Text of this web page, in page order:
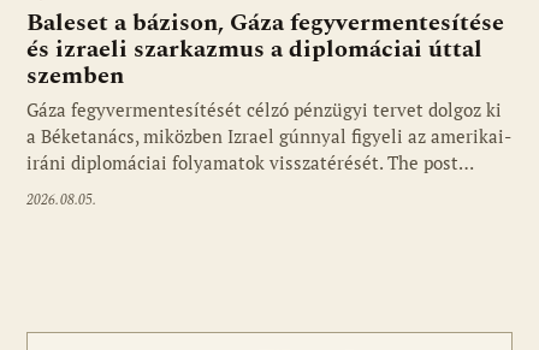
Baleset a bázison, Gáza fegyvermentesítése
és izraeli szarkazmus a diplomáciai úttal
szemben
Gáza fegyvermentesítését célzó pénzügyi tervet dolgoz ki
a Béketanács, miközben Izrael gúnnyal figyeli az amerikai-
iráni diplomáciai folyamatok visszatérését. The post…
2026.08.05.